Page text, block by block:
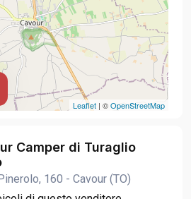
Leaflet | ©OpenStreetMap
Camper di Turaglio
160 - Cavour (TO)